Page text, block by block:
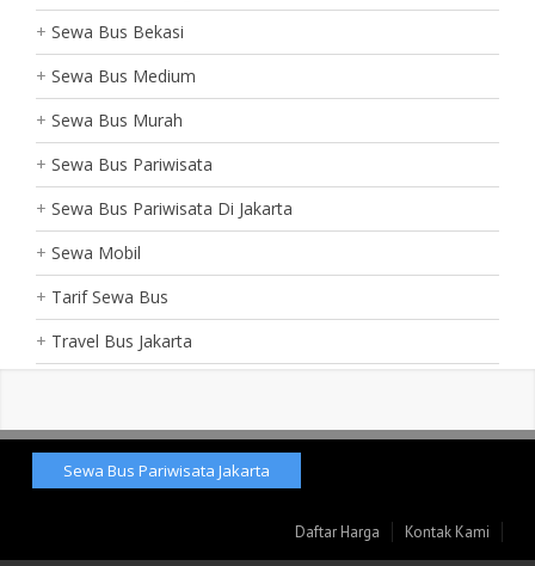
Sewa Bus Bekasi
Sewa Bus Medium
Sewa Bus Murah
Sewa Bus Pariwisata
Sewa Bus Pariwisata Di Jakarta
Sewa Mobil
Tarif Sewa Bus
Travel Bus Jakarta
Sewa Bus Pariwisata Jakarta
Daftar Harga Kontak Kami